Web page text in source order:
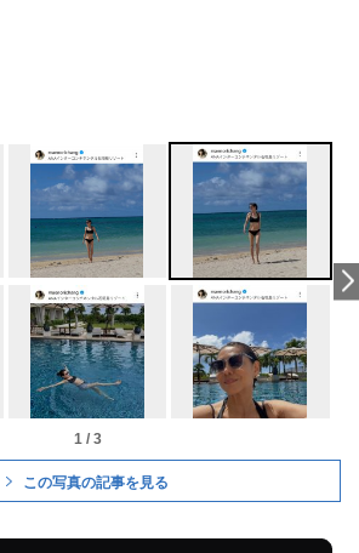
1 / 3
この写真の記事を見る